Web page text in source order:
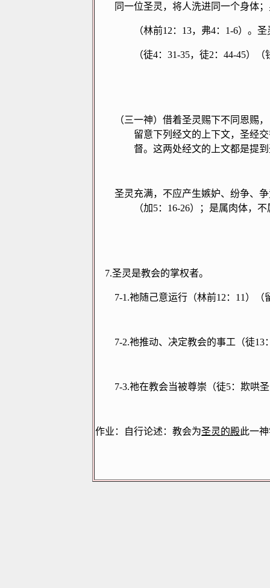
同一位圣灵，将人洗进同一个身体
（林前12 ： 13，弗4： 1-6）。圣
（徒4： 31-35，徒2 ： 44-45）（
（三一神）借着圣灵赐下不同恩赐
留意下列经文的上下文，圣经
督。这两处经文的上文都是提
圣灵充满，不应产生嫉妒、纷争、
（加5： 16-26）；是属肉体，
7.圣灵是教会的掌权者。
7-1.祂随己意运行（林前12 ： 11 ）（
7-2.祂推动、决定教会的事工（徒13
7-3.祂在教会当被尊崇（徒5：欺哄
作业：自行论述：教会为圣灵的殿此一